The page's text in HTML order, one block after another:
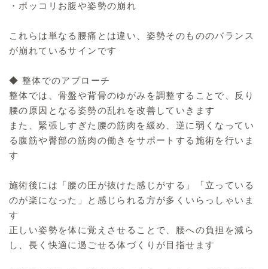
・ポッコリお腹や姿勢の崩れ
これらは単なる腰痛とは違い、姿勢そのもののバランス
が崩れているサインです
◆ 整体でのアプローチ
整体では、骨盤や背骨のゆがみを調整することで、反り
腰の原因となる姿勢の乱れを改善していきます
また、緊張しすぎた腰の筋肉を緩め、逆に弱くなってい
る腹筋や臀部の筋肉の働きをサポートする施術を行いま
す
施術後には「腰の圧が抜けた感じがする」「立っている
のが楽になった」と感じられる方が多くいらっしゃいま
す
正しい姿勢を体に覚えさせることで、腰への負担を減ら
し、長く快適に過ごせる体づくりが目指せます